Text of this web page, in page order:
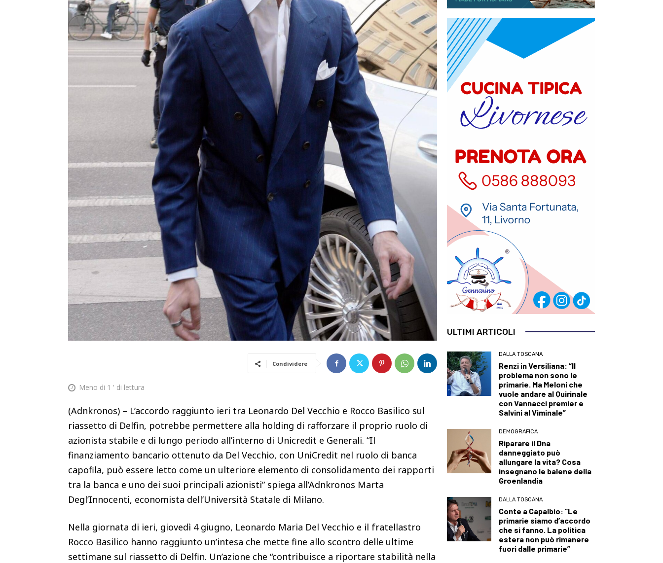
Condividere
Meno di 1 ' di lettura
(Adnkronos) – L’accordo raggiunto ieri tra Leonardo Del Vecchio e Rocco Basilico sul
riassetto di Delfin, potrebbe permettere alla holding di rafforzare il proprio ruolo di
azionista stabile e di lungo periodo all’interno di Unicredit e Generali. “Il
finanziamento bancario ottenuto da Del Vecchio, con UniCredit nel ruolo di banca
capofila, può essere letto come un ulteriore elemento di consolidamento dei rapporti
tra la banca e uno dei suoi principali azionisti” spiega all’Adnkronos Marta
Degl’Innocenti, economista dell’Università Statale di Milano.
Nella giornata di ieri, giovedì 4 giugno, Leonardo Maria Del Vecchio e il fratellastro
Rocco Basilico hanno raggiunto un’intesa che mette fine allo scontro delle ultime
settimane sul riassetto di Delfin. Un’azione che “contribuisce a riportare stabilità nella
ULTIMI ARTICOLI
DALLA TOSCANA
Renzi in Versiliana: “Il
problema non sono le
primarie. Ma Meloni che
vuole andare al Quirinale
con Vannacci premier e
Salvini al Viminale”
DEMOGRAFICA
Riparare il Dna
danneggiato può
allungare la vita? Cosa
insegnano le balene della
Groenlandia
DALLA TOSCANA
Conte a Capalbio: “Le
primarie siamo d’accordo
che si fanno. La politica
estera non può rimanere
fuori dalle primarie”